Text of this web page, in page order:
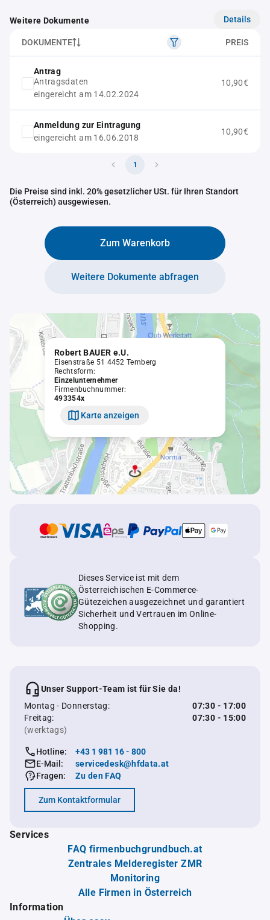
Weitere Dokumente Details
DOKUMENTE PREIS
Antrag
Antragsdaten
eingereicht am 14.02.2024
10,90€
Anmeldung zur Eintragung
eingereicht am 16.06.2018
10,90€
1
Die Preise sind inkl. 20% gesetzlicher USt. für Ihren Standort
(Österreich) ausgewiesen.
Zum Warenkorb
Weitere Dokumente abfragen
Robert BAUER e.U.
Eisenstraße 51 4452 Ternberg
Rechtsform:
Einzelunternehmer
Firmenbuchnummer:
493354x
Karte anzeigen
Dieses Service ist mit dem
Österreichischen E-Commerce-
Gütezeichen ausgezeichnet und garantiert
Sicherheit und Vertrauen im Online-
Shopping.
Unser Support-Team ist für Sie da!
Montag - Donnerstag:
07:30 - 17:00
Freitag:
07:30 - 15:00
(werktags)
Hotline:
+43 1 981 16 - 800
E-Mail:
servicedesk@hfdata.at
Fragen:
Zu den FAQ
Zum Kontaktformular
Services
FAQ firmenbuchgrundbuch.at
Zentrales Melderegister ZMR
Monitoring
Alle Firmen in Österreich
Information